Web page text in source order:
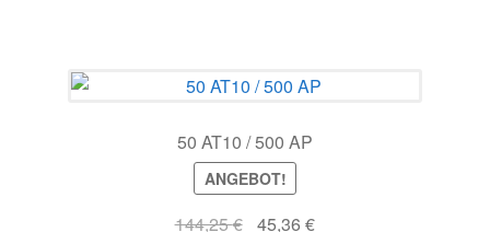
50 AT10 / 500 AP
ANGEBOT!
144,25€ Ursprünglicher
45,36€Aktueller